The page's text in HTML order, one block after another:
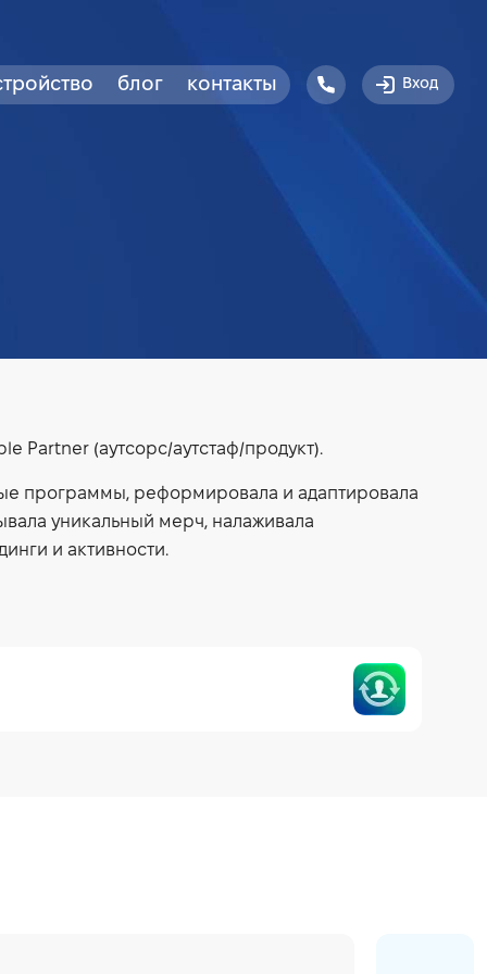
блог контакты Вход
Partner (аутсорс/аутстаф/продукт).
программы, реформировала и адаптировала
уникальный мерч, налаживала
и активности.